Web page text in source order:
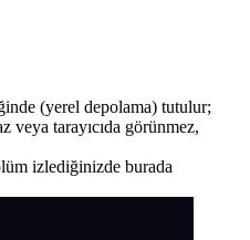
(yerel depolama) tutulur;
veya tarayıcıda görünmez,
izlediğinizde burada